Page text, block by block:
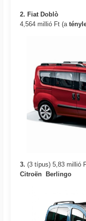
2. Fiat Doblò
4,564 millió Ft (a
3. (3 típus) 5,83 millió
Citroën Berlingo